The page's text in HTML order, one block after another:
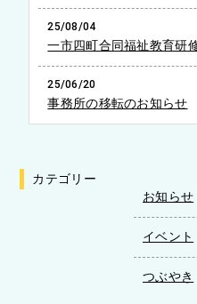
25/08/04
一市四町合同福祉教育研
25/06/20
事務所の移転のお知らせ
カテゴリー
お知らせ
イベント
つぶやき